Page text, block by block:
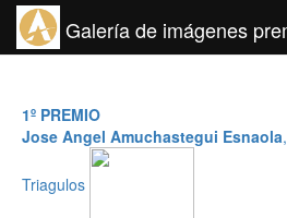
Galería de imágenes
1º PREMIO
Jose Angel Amuchastegui Esnaola
Triagulos